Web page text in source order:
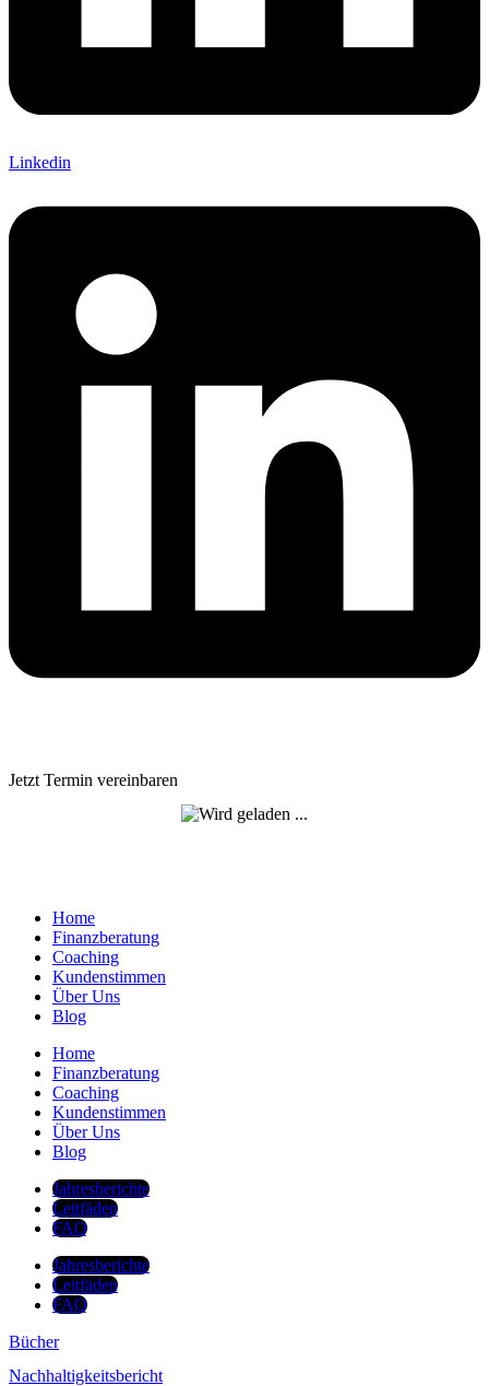
Linkedin
Jetzt Termin vereinbaren
Home
Finanzberatung
Coaching
Kundenstimmen
Über Uns
Blog
Home
Finanzberatung
Coaching
Kundenstimmen
Über Uns
Blog
Jahresberichte
Leitfäden
FAQ
Jahresberichte
Leitfäden
FAQ
Bücher
Nachhaltigkeitsbericht